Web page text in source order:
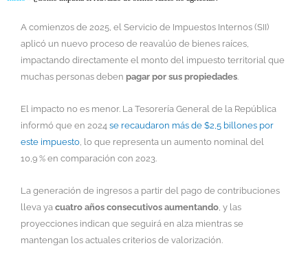
A comienzos de 2025, el Servicio de Impuestos Internos (SII)
aplicó un nuevo proceso de reavalúo de bienes raíces,
impactando directamente el monto del impuesto territorial que
muchas personas deben pagar por sus propiedades.
El impacto no es menor. La Tesorería General de la República
informó que en 2024 se recaudaron más de $2,5 billones por
este impuesto , lo que representa un aumento nominal del
10,9 % en comparación con 2023.
La generación de ingresos a partir del pago de contribuciones
lleva ya cuatro años consecutivos aumentando , y las
proyecciones indican que seguirá en alza mientras se
mantengan los actuales criterios de valorización.